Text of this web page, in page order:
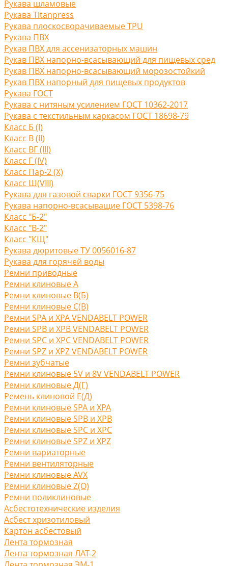
Рукава шламовые
Рукава Titanpress
Рукава плоскосворачиваемые TPU
Рукава ПВХ
Рукав ПВХ для ассенизаторных машин
Рукав ПВХ напорно-всасывающий для пищевых сред
Рукав ПВХ напорно-всасывающий морозостойкий
Рукав ПВХ напорный для пищевых продуктов
Рукава ГОСТ
Рукава с нитяным усилением ГОСТ 10362-2017
Рукава с текстильным каркасом ГОСТ 18698-79
Класс Б (I)
Класс В (II)
Класс ВГ (III)
Класс Г (IV)
Класс Пар-2 (X)
Класс Ш(VIII)
Рукава для газовой сварки ГОСТ 9356-75
Рукава напорно-всасыващие ГОСТ 5398-76
Класс "Б-2"
Класс "В-2"
Класс "КЩ"
Рукава дюритовые ТУ 0056016-87
Рукава для горячей воды
Ремни приводные
Ремни клиновые A
Ремни клиновые В(Б)
Ремни клиновые С(B)
Ремни SPA и XPA VENDABELT POWER
Ремни SPB и XPB VENDABELT POWER
Ремни SPC и XPC VENDABELT POWER
Ремни SPZ и XPZ VENDABELT POWER
Ремни зубчатые
Ремни клиновые 5V и 8V VENDABELT POWER
Ремни клиновые Д(Г)
Ремень клиновой Е(Д)
Ремни клиновые SPA и XPA
Ремни клиновые SPB и XPB
Ремни клиновые SPC и XPC
Ремни клиновые SPZ и XPZ
Ремни вариаторные
Ремни вентиляторные
Ремни клиновые AVX
Ремни клиновые Z(O)
Ремни поликлиновые
Асбестотехнические изделия
Асбест хризотиловый
Картон асбестовый
Лента тормозная
Лента тормозная ЛАТ-2